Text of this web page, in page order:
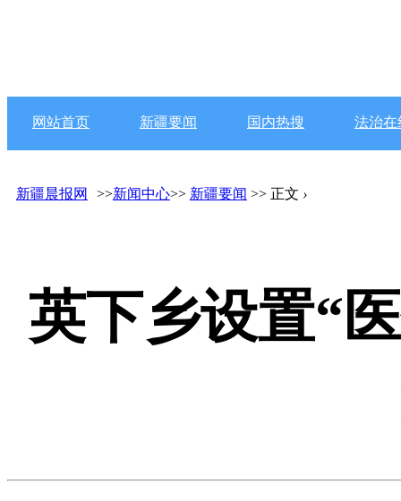
网站首页 新疆要闻 国内热搜 法治在
新疆晨报网 >>新闻中心>> 新疆要闻 >> 正文 ›
英下乡设置“